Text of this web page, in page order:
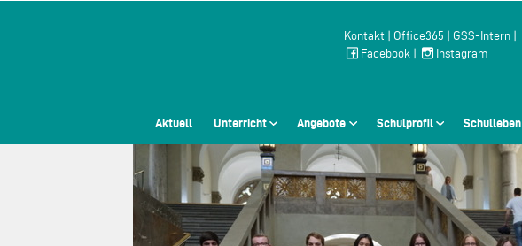
Kontakt| Office365 GSS-Intern|
Facebook| Instagram
Aktuell Unterricht Angebote Schulprofil Schulleben